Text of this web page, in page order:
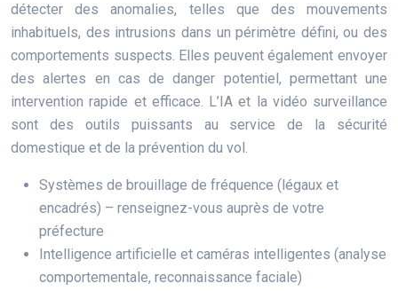
détecter des anomalies, telles que des mouvements
inhabituels, des intrusions dans un périmètre défini, ou des
comportements suspects. Elles peuvent également envoyer
des alertes en cas de danger potentiel, permettant une
intervention rapide et efficace. L’IA et la vidéo surveillance
sont des outils puissants au service de la sécurité
domestique et de la prévention du vol.
Systèmes de brouillage de fréquence (légaux et
encadrés) – renseignez-vous auprès de votre
préfecture
Intelligence artificielle et caméras intelligentes (analyse
comportementale, reconnaissance faciale)